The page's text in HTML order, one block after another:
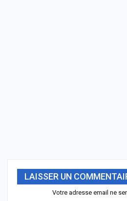
LAISSER UN
Votre adresse email ne